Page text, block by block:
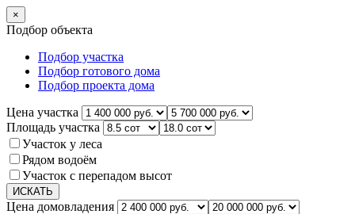
×
Подбор объекта
Подбор участка
Подбор готового дома
Подбор проекта дома
Цена участка
Площадь участка
Участок у леса
Рядом водоём
Участок с перепадом высот
Цена домовладения